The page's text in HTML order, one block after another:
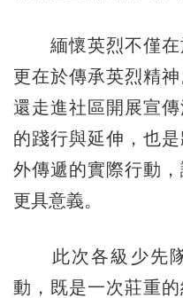
緬懷英烈不僅在
更在於傳承英烈精
還走進社區開展宣
的踐行與延伸，也
外傳遞的實際行動，
更具意義。
此次各級少先隊
動，既是一次莊重